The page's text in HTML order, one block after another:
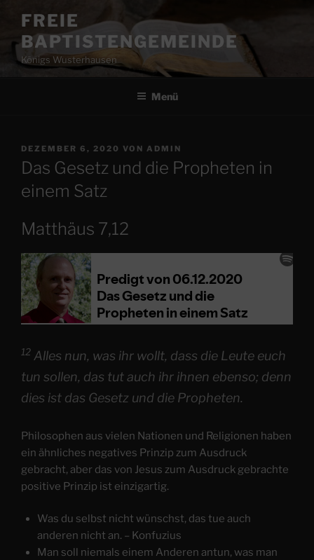
Inhalt
springen
FREIE
BAPTISTENGEMEINDE
Königs Wusterhausen
Menü
VERÖFFENTLICHT
AM
DEZEMBER 6, 2020 VON ADMIN
Das Gesetz und die Propheten in
einem Satz
Matthäus 7,12
12 Alles nun, was ihr wollt, dass die Leute euch
tun sollen, das tut auch ihr ihnen ebenso; denn
dies ist das Gesetz und die Propheten.
Philosophen aus vielen Nationen und Religionen haben
ein ähnliches negatives Prinzip zum Ausdruck
gebracht, aber das von Jesus zum Ausdruck gebrachte
positive Prinzip ist einzigartig.
Was du selbst nicht wünschst, das tue auch
anderen nicht an. – Konfuzius
Man soll niemals einem Anderen antun, was man